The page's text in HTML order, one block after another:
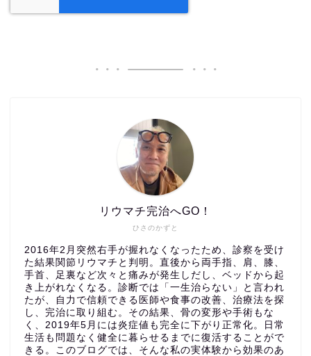
ひさのかずと
リウマチ完治へGO！
2016年2月突然右手が握れなくなったため、診察を受け
た結果関節リウマチと判明。直後から両手指、肩、膝、
手首、足裏など次々と痛みが発生しだし、ベッドから起
き上がれなくなる。診断では「一生治らない」と言われ
たが、自力で信頼できる医師や食事の改善、治療法を探
し、完治に取り組む。その結果、骨の変形や手術もな
く、2019年5月には炎症値も完全に下がり正常化。日常
生活も問題なく健全に暮らせるまでに復活することがで
きる。このブログでは、そんな私の実体験から効果のあ